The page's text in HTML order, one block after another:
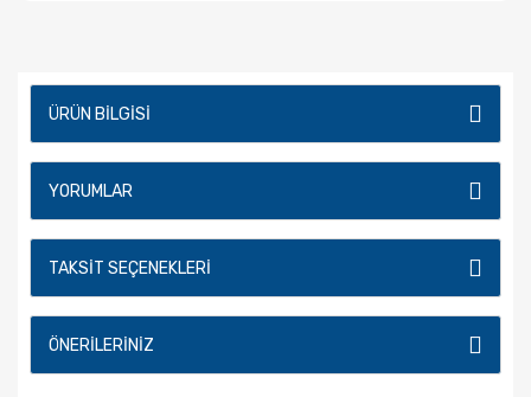
ÜRÜN BILGISI
YORUMLAR
TAKSIT SEÇENEKLERI
ÖNERILERINIZ